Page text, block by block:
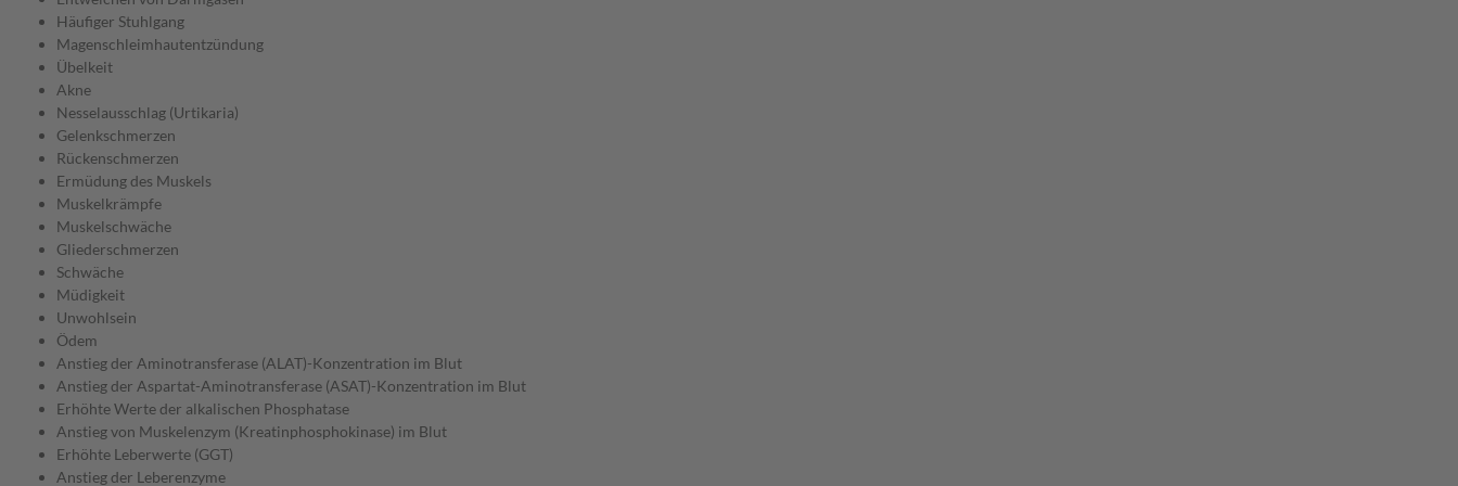
Häufiger Stuhlgang
Magenschleimhautentzündung
Übelkeit
Akne
Nesselausschlag (Urtikaria)
Gelenkschmerzen
Rückenschmerzen
Ermüdung des Muskels
Muskelkrämpfe
Muskelschwäche
Gliederschmerzen
Schwäche
Müdigkeit
Unwohlsein
Ödem
Anstieg der Aminotransferase (ALAT)-Konzentration im Blut
Anstieg der Aspartat-Aminotransferase (ASAT)-Konzentration im Blut
Erhöhte Werte der alkalischen Phosphatase
Anstieg von Muskelenzym (Kreatinphosphokinase) im Blut
Erhöhte Leberwerte (GGT)
Anstieg der Leberenzyme